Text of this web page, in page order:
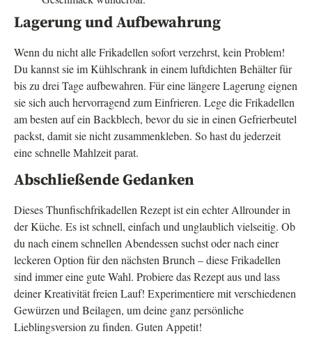
Lagerung und Aufbewahrung
Wenn du nicht alle Frikadellen sofort verzehrst, kein Problem!
Du kannst sie im Kühlschrank in einem luftdichten Behälter für
bis zu drei Tage aufbewahren. Für eine längere Lagerung eignen
sie sich auch hervorragend zum Einfrieren. Lege die Frikadellen
am besten auf ein Backblech, bevor du sie in einen Gefrierbeutel
packst, damit sie nicht zusammenkleben. So hast du jederzeit
eine schnelle Mahlzeit parat.
Abschließende Gedanken
Dieses Thunfischfrikadellen Rezept ist ein echter Allrounder in
der Küche. Es ist schnell, einfach und unglaublich vielseitig. Ob
du nach einem schnellen Abendessen suchst oder nach einer
leckeren Option für den nächsten Brunch – diese Frikadellen
sind immer eine gute Wahl. Probiere das Rezept aus und lass
deiner Kreativität freien Lauf! Experimentiere mit verschiedenen
Gewürzen und Beilagen, um deine ganz persönliche
Lieblingsversion zu finden. Guten Appetit!